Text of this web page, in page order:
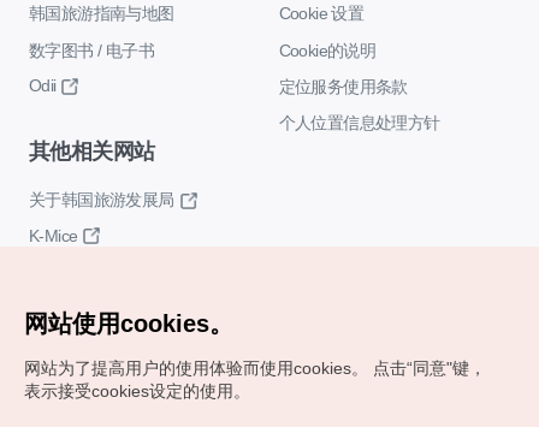
韩国旅游指南与地图
数字图书 / 电子书
Odii
Cookie 设置
Cookie的说明
定位服务使用条款
个人位置信息处理方针
其他相关网站
关于韩国旅游发展局
K-Mice
网站使用cookies。
网站为了提高用户的使用体验而使用cookies。
点击“同意"键，
表示接受cookies设定的使用。